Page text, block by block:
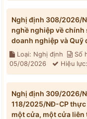
Nghị định 308/2026/
nghề nghiệp về chính
doanh nghiệp và Quỹ
Loại: Nghị định Số
05/08/2026
Hiệu lực:
Nghị định 309/2026/
118/2025/NĐ-CP
một cửa, một cửa liên